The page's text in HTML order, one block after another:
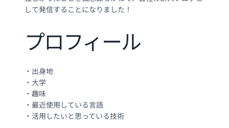
して発信することになりました！
プロフィール
・出身地
・大学
・趣味
・最近使用している言語
・活用したいと思っている技術